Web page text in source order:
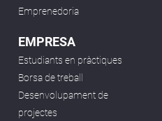
Emprenedoria
EMPRESA
Estudiants en pràctiques
Borsa de treball
Desenvolupament de
projectes